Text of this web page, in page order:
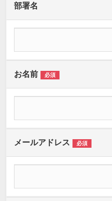
部署名
お名前 必須
メールアドレス 必須